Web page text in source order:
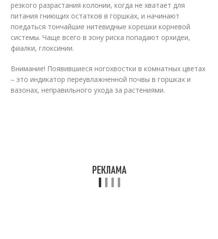
резкого разрастания колонии, когда не хватает для
питания гниющих остатков в горшках, и начинают
поедаться тончайшие нитевидные корешки корневой
системы. Чаще всего в зону риска попадают орхидеи,
фиалки, глоксинии.
Внимание! Появившиеся ногохвостки в комнатных цветах
– это индикатор переувлажненной почвы в горшках и
вазонах, неправильного ухода за растениями.